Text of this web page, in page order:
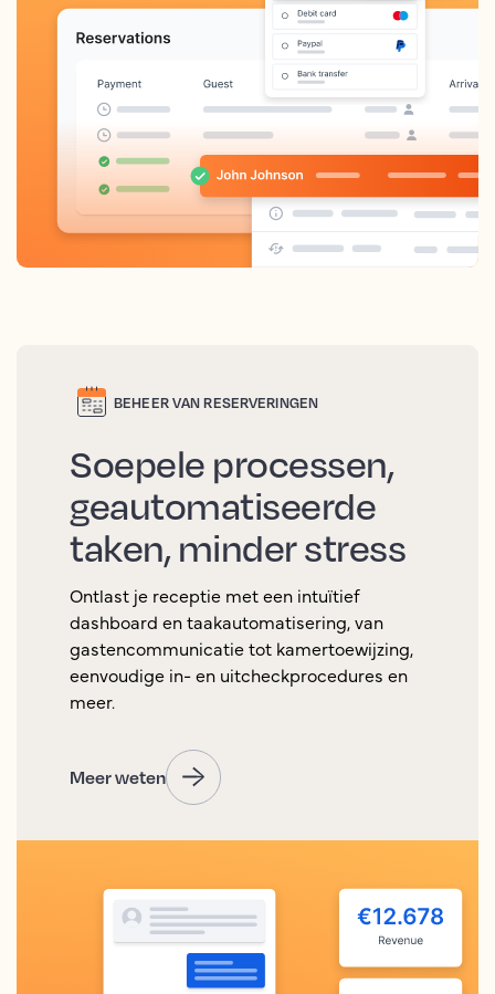
BEHEER VAN RESERVERINGEN
Soepele processen,
geautomatiseerde
taken, minder stress
Ontlast je receptie met een intuïtief
dashboard en taakautomatisering, van
gastencommunicatie tot kamertoewijzing,
eenvoudige in- en uitcheckprocedures en
meer.
Meer weten